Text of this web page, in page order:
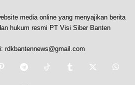
media online yang menyajikan berita
hukum resmi PT Visi Siber Banten
rdkbantennews@gmail.com